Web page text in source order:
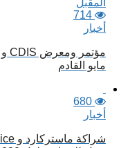
714
أخبار
مايو القادم
680
أخبار